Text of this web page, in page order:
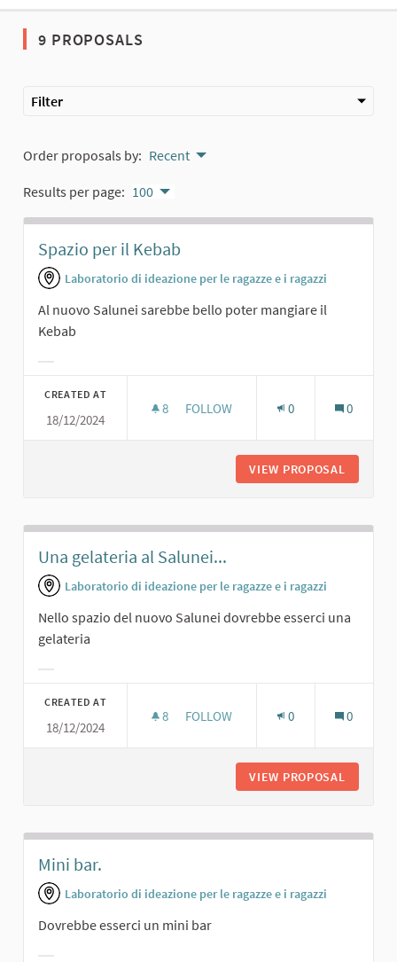
9 PROPOSALS
Filter
Order proposals by: Recent
Results per page: 100
Spazio per il Kebab
Laboratorio di ideazione per le ragazze e i ragazzi
Al nuovo Salunei sarebbe bello poter mangiare il
Kebab
CREATED AT
18/12/2024
8 8 FOLLOWERS
FOLLOW 0 0
VIEW PROPOSAL
Una gelateria al Salunei...
Laboratorio di ideazione per le ragazze e i ragazzi
Nello spazio del nuovo Salunei dovrebbe esserci una
gelateria
CREATED AT
18/12/2024
8 8 FOLLOWERS
FOLLOW 0 0
VIEW PROPOSAL
Mini bar.
Laboratorio di ideazione per le ragazze e i ragazzi
Dovrebbe esserci un mini bar